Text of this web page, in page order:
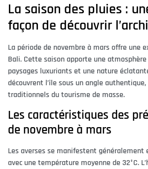
La saison des pluies :
façon de découvrir
La période de novembre à mars offre une
Bali. Cette saison apporte une
paysages luxuriants et une nature
découvrent l’île sous un angle
traditionnels du tourisme de masse.
Les caractéristiques des
de novembre à mars
Les averses se manifestent généralement
avec une température moyenne de 32°C.